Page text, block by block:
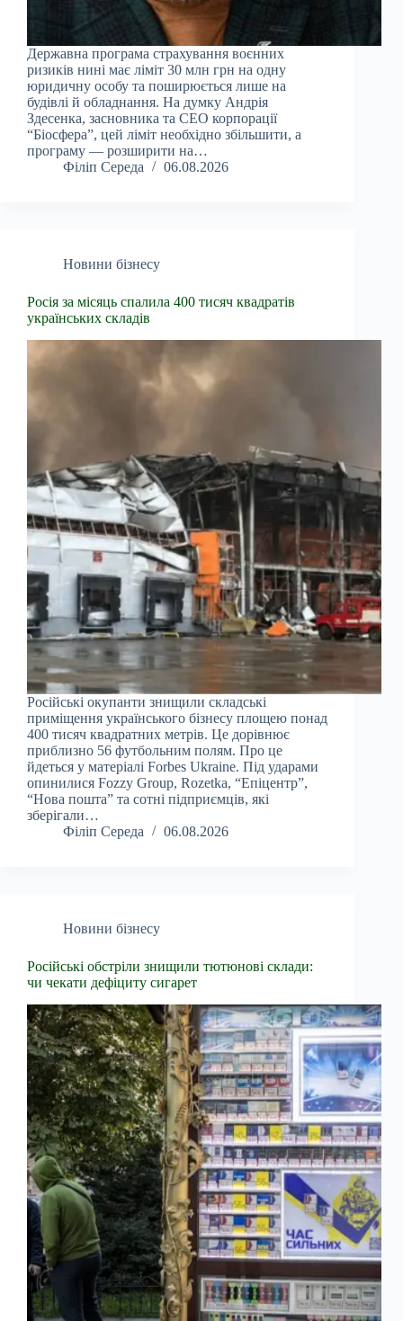
Державна програма страхування воєнних
ризиків нині має ліміт 30 млн грн на одну
юридичну особу та поширюється лише на
будівлі й обладнання. На думку Андрія
Здесенка, засновника та CEO корпорації
“Біосфера”, цей ліміт необхідно збільшити, а
програму — розширити на…
Філіп Середа
06.08.2026
Новини бізнесу
Росія за місяць спалила 400 тисяч квадратів
українських складів
Російські окупанти знищили складські
приміщення українського бізнесу площею понад
400 тисяч квадратних метрів. Це дорівнює
приблизно 56 футбольним полям. Про це
йдеться у матеріалі Forbes Ukraine. Під ударами
опинилися Fozzy Group, Rozetka, “Епіцентр”,
“Нова пошта” та сотні підприємців, які
зберігали…
Філіп Середа
06.08.2026
Новини бізнесу
Російські обстріли знищили тютюнові склади:
чи чекати дефіциту сигарет